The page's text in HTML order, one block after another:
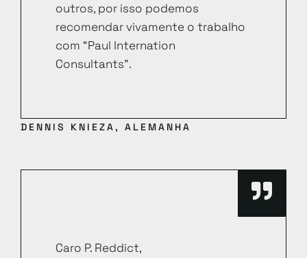
outros, por isso podemos
recomendar vivamente o trabalho
com “Paul Internation
Consultants”.
DENNIS KNIEZA, ALEMANHA
Caro P. Reddict,